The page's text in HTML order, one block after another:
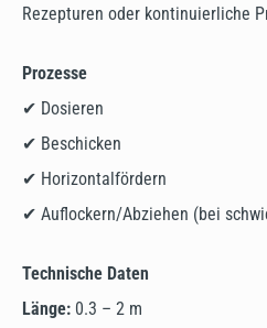
Rezepturen oder kontinuierliche
Prozesse
✔ Dosieren
✔ Beschicken
✔ Horizontalfördern
✔ Auflockern/Abziehen (bei
Technische Daten
Länge: 0.3 – 2 m